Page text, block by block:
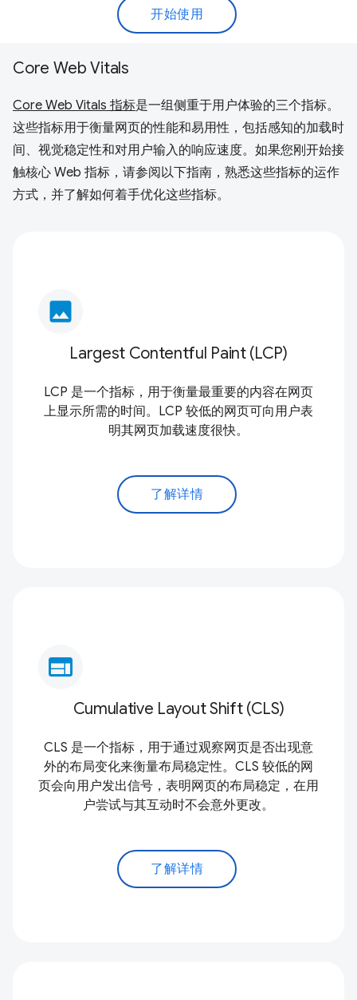
开始使用
Core Web Vitals
Core Web Vitals 指标是一组侧重于用户体验的三个指标。
这些指标用于衡量网页的性能和易用性，包括感知的加载时
间、视觉稳定性和对用户输入的响应速度。如果您刚开始接
触核心 Web 指标，请参阅以下指南，熟悉这些指标的运作
方式，并了解如何着手优化这些指标。
image
Largest Contentful Paint (LCP)
LCP 是一个指标，用于衡量最重要的内容在网页
上显示所需的时间。LCP 较低的网页可向用户表
明其网页加载速度很快。
了解详情
web
Cumulative Layout Shift (CLS)
CLS 是一个指标，用于通过观察网页是否出现意
外的布局变化来衡量布局稳定性。CLS 较低的网
页会向用户发出信号，表明网页的布局稳定，在用
户尝试与其互动时不会意外更改。
了解详情